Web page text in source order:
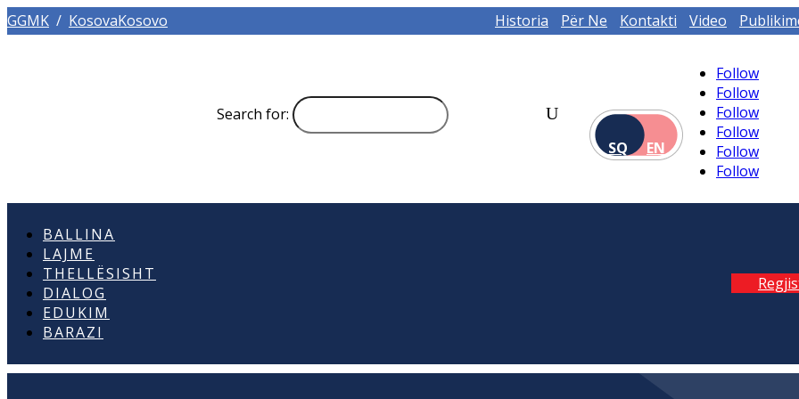
GGMK / KosovaKosovo Historia Për Ne Kontakti Video
Search for:
SQ
EN
Follow
Follow
Follow
Follow
Follow
Follow
BALLINA
LAJME
THELLËSISHT
DIALOG
EDUKIM
BARAZI